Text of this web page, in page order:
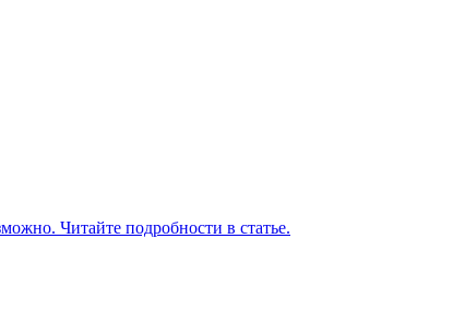
Читайте подробности в статье.